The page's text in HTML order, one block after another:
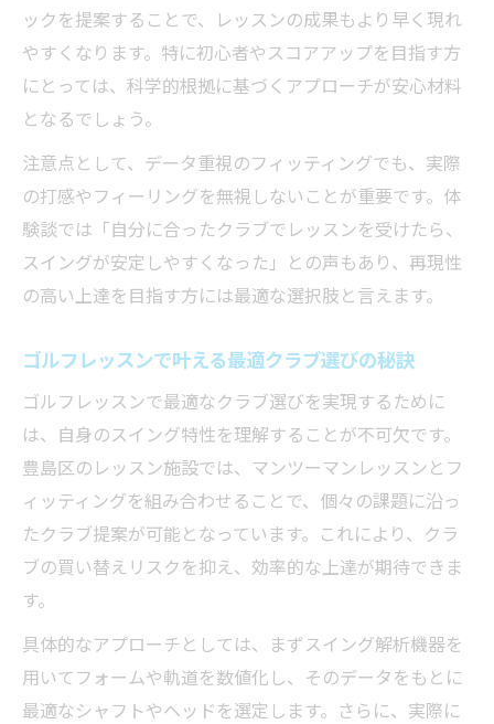
ード
池袋エリアで叶う効率的なゴルフレッスン体験
池袋のゴルフレッスンで通いやすさを実感
効率重視のゴルフレッスン体験を池袋で選
ぶ
初心者も安心な池袋ゴルフレッスンの実力
駅近インドア施設で受けるゴルフレッスン
池袋で評判のゴルフレッスンのメリット
最新分析技術によるクラブ選びのポイント
ゴルフレッスンで活きるスイング解析の利
最新測定器が導く最適なクラブフィッティ
科学的データで選ぶクラブフィッティング
方法
ゴルフレッスンから広がるクラブ選びの新
フィッティング技術で差がつくゴルフレッ
スン
初心者でも安心なフィッティング活用術
ックを提案することで、レッスンの成果もより早く現れ
やすくなります。特に初心者やスコアアップを目指す方
にとっては、科学的根拠に基づくアプローチが安心材料
となるでしょう。
注意点として、データ重視のフィッティングでも、実際
の打感やフィーリングを無視しないことが重要です。体
験談では「自分に合ったクラブでレッスンを受けたら、
スイングが安定しやすくなった」との声もあり、再現性
の高い上達を目指す方には最適な選択肢と言えます。
ゴルフレッスンで叶える最適クラブ選びの秘訣
ゴルフレッスンで最適なクラブ選びを実現するために
は、自身のスイング特性を理解することが不可欠です。
豊島区のレッスン施設では、マンツーマンレッスンとフ
ィッティングを組み合わせることで、個々の課題に沿っ
たクラブ提案が可能となっています。これにより、クラ
ブの買い替えリスクを抑え、効率的な上達が期待できま
す。
具体的なアプローチとしては、まずスイング解析機器を
用いてフォームや軌道を数値化し、そのデータをもとに
最適なシャフトやヘッドを選定します。さらに、実際に